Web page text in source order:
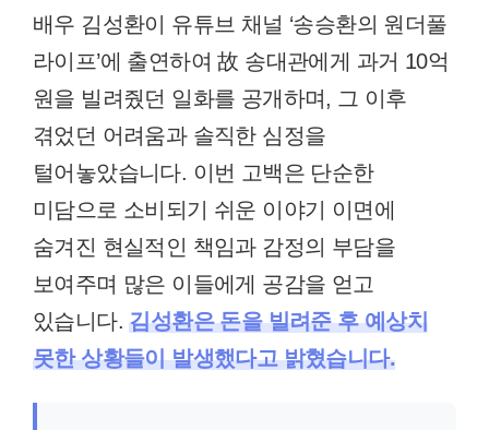
배우 김성환이 유튜브 채널 ‘송승환의 원더풀
라이프’에 출연하여 故 송대관에게 과거 10억
원을 빌려줬던 일화를 공개하며, 그 이후
겪었던 어려움과 솔직한 심정을
털어놓았습니다. 이번 고백은 단순한
미담으로 소비되기 쉬운 이야기 이면에
숨겨진 현실적인 책임과 감정의 부담을
보여주며 많은 이들에게 공감을 얻고
있습니다.김성환은 돈을 빌려준 후 예상치
못한 상황들이 발생했다고 밝혔습니다.